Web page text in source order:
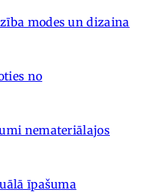
modes un dizaina
no
nemateriālajos
īpašuma